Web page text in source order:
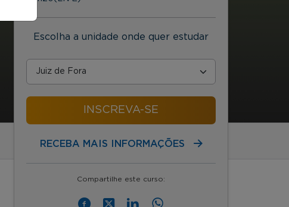
Escolha a unidade onde quer estudar
INSCREVA-SE
RECEBA MAIS INFORMAÇÕES
Compartilhe este curso: